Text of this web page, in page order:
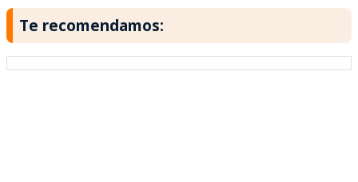
Te recomendamos: